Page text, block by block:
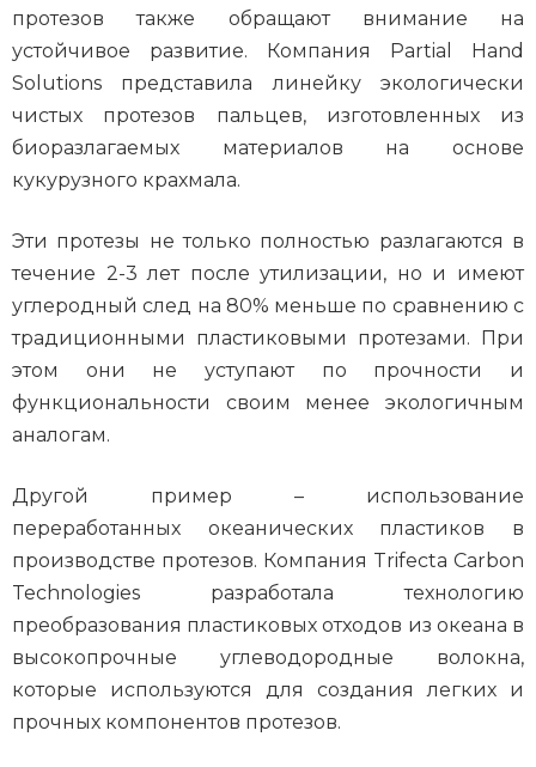
протезов также обращают внимание на
устойчивое развитие. Компания Partial Hand
Solutions представила линейку экологически
чистых протезов пальцев, изготовленных из
биоразлагаемых материалов на основе
кукурузного крахмала.
Эти протезы не только полностью разлагаются в
течение 2-3 лет после утилизации, но и имеют
углеродный след на 80% меньше по сравнению с
традиционными пластиковыми протезами. При
этом они не уступают по прочности и
функциональности своим менее экологичным
аналогам.
Другой пример – использование
переработанных океанических пластиков в
производстве протезов. Компания Trifecta Carbon
Technologies разработала технологию
преобразования пластиковых отходов из океана в
высокопрочные углеводородные волокна,
которые используются для создания легких и
прочных компонентов протезов.